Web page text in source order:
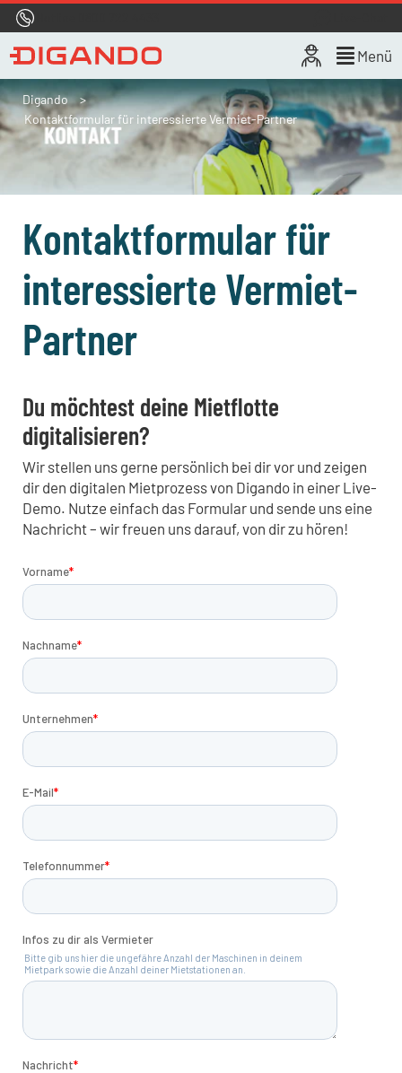
Menü
Digando
Kontaktformular für interessierte Vermiet-Partner
Kontaktformular für
interessierte Vermiet-
Partner
Du möchtest deine Mietflotte
digitalisieren?
Wir stellen uns gerne persönlich bei dir vor und zeigen
dir den digitalen Mietprozess von Digando in einer Live-
Demo. Nutze einfach das Formular und sende uns eine
Nachricht – wir freuen uns darauf, von dir zu hören!